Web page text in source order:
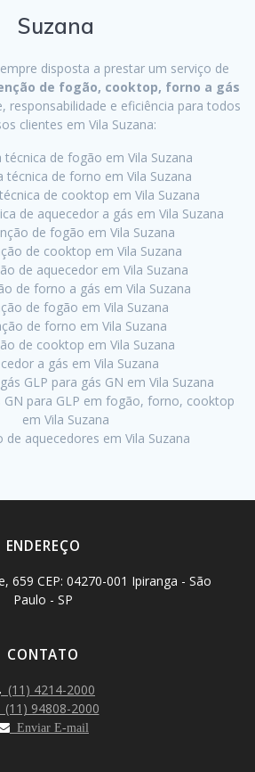
Suzana
disposta a prestar um serviço de
de fogão, cooktop, forno a gás
responsabilidade e eficiência para todos
clientes em Vila Suzana:
técnica de fogão em Vila Suzana
técnica de forno em Vila Suzana
de cooktop em Vila Suzana
de aquecedor a gás em Vila Suzana
de fogão em Vila Suzana
de cooktop em Vila Suzana
de aquecedor em Vila Suzana
de forno a gás em Vila Suzana
de fogão em Vila Suzana
de forno em Vila Suzana
de cooktop em Vila Suzana
a gás em Vila Suzana
GLP para gás GN em Vila Suzana
GN para GLP em fogão, forno, cooktop
em Vila Suzana
de aquecedores em Vila Suzana
ENDEREÇO
659 CEP: 04270-001 Ipiranga - São
Paulo - SP
CONTATO
(11) 4214-2000
94808-2000
Enviar E-mail